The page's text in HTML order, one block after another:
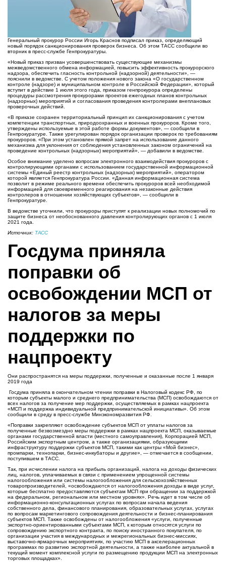
Генеральный прокурор России Игорь Краснов подписал приказ, определяющий
новый порядок санкционирования проверок бизнеса. Об этом ТАСС сообщили во
вторник в пресс-службе Генпрокуратуры.
«Новый приказ призван усовершенствовать существующие механизмы
межведомственного обмена информацией, повысить эффективность прокурорского
надзора, обеспечить гласность контрольной (надзорной) деятельности», —
пояснили в ведомстве. С учетом положения нового закона «О государственном
контроле (надзоре) и муниципальном контроле в Российской Федерации», который
вступит в действие 1 июля этого года, приказом генпрокурора определены
процедуры рассмотрения прокурорами проектов ежегодных планов контрольных
(надзорных) мероприятий и согласования проведения контролерами внеплановых
проверочных действий.
«В приказе сохранен территориальный принцип их санкционирования с учетом
компетенции транспортных, природоохранных и военных прокуроров. Кроме того,
утверждены используемые в этой работе формы документов», — сообщили в
Генпрокуратуре. Также урегулирован порядок организации проверок по требованиям
прокуроров. «При этом установлен прямой запрет на использование данного
механизма для уклонения от соблюдения установленных законом ограничений на
проведение контрольных (надзорных) мероприятий», — добавили в ведомстве.
Особое внимание уделено вопросам электронного взаимодействия прокуроров с
контролирующими органами с использованием государственной информационной
системы «Единый реестр контрольных (надзорных) мероприятий», оператором
которой является Генпрокуратура России. «Данная информационная система
позволит в режиме реального времени обеспечить прокуроров всей необходимой
информацией для своевременного реагирования на незаконные действия
контролеров в отношении хозяйствующих субъектов», — сообщили в
Генпрокуратуре.
В ведомстве уточнили, что прокуроры приступят к реализации новых полномочий по
защите бизнеса от необоснованного давления контролирующих органов с 1 июля
2021 года.
Источник: ТАСС
Госдума приняла
поправки об
освобождении МСП от
налогов за меры
поддержки по
нацпроекту
Они распространятся на меры поддержки, полученные и оказанные после 1 января
2019 года
Госдума приняла в окончательном чтении поправки в Налоговый кодекс РФ, по
которым субъекты малого и среднего предпринимательства (МСП) освобождаются от
всех налогов за получение мер поддержки, осуществляемых в рамках нацпроекта
«МСП и поддержка индивидуальной предпринимательской инициативы». Об этом
сообщили в среду в пресс-службе Минэкономразвития РФ.
«Поправки закрепляют освобождение субъектов МСП от уплаты налогов за
полученные безвозмездно меры поддержки в рамках нацпроекта МСП, оказываемые
органами государственной власти (местного самоуправления), Корпорацией МСП,
Российским экспортным центром, а также организациями, образующими
инфраструктуру поддержки субъектов МСП, такими как центры «Мой бизнес»,
промпарки, технопарки, бизнес-инкубаторы и другие», — отмечается в сообщении,
поступившем в ТАСС.
Так, при исчислении налога на прибыль организаций, налога на доходы физических
лиц, налогов, уплачиваемых в связи с применением упрощенной системы
налогообложения или системы налогообложения для сельскохозяйственных
товаропроизводителей, «освобождаются от налогообложения доходы в виде услуг,
которые бесплатно предоставляются субъектам МСП при обращении за поддержкой
на федеральном, региональном или местном уровнях». Речь идет в том числе об
информационно-консультационных услугах по вопросам начала ведения
собственного дела, финансового планирования, образовательных услугах, услугах
по вопросам маркетингового сопровождения деятельности и бизнес-планирования
субъектов МСП. Также освобождены от налогообложения «услуги, полученные
экспортно-ориентированными субъектами МСП, к которым относятся услуги по
сопровождению экспортного контракта, по поиску иностранного покупателя, по
организации участия в международных и межрегиональных бизнес-миссиях,
выставочно-ярмарочных мероприятиях, по участию МСП в акселерационных
программах по развитию экспортной деятельности, а также наиболее актуальной в
текущий момент комплексной услуги по размещению продукции МСП на электронных
торговых площадках».